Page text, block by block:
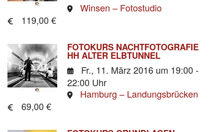
Winsen – Fotostudio
119,00 €
FOTOKURS NACHTFOTOGRAFIE
HH ALTER ELBTUNNEL
Fr., 11. März 2016 um 19:00 -
22:00 Uhr
Hamburg – Landungsbrücken
69,00 €